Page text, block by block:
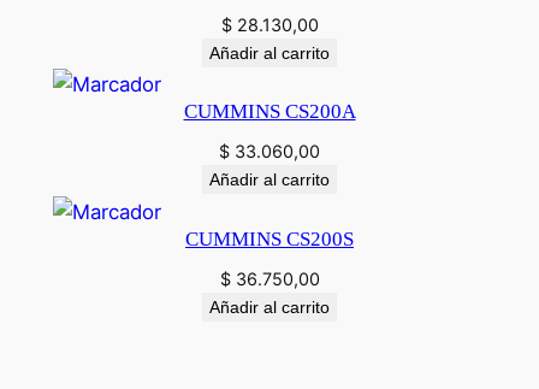
$28.130,00
Añadir al carrito
CUMMINS CS200A
$ 33.060,00
Añadir al carrito
CUMMINS CS200S
$36.750,00
Añadir al carrito